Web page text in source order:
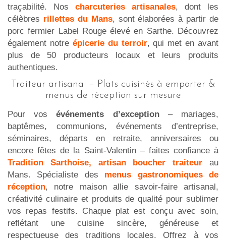
traçabilité. Nos charcuteries artisanales, dont les
célèbres rillettes du Mans, sont élaborées à partir de
porc fermier Label Rouge élevé en Sarthe. Découvrez
également notre épicerie du terroir, qui met en avant
plus de 50 producteurs locaux et leurs produits
authentiques.
Traiteur artisanal – Plats cuisinés à emporter &
menus de réception sur mesure
Pour vosévénements d’exception– mariages,
baptêmes, communions, événements d’entreprise,
séminaires, départs en retraite, anniversaires ou
encore fêtes de la Saint-Valentin – faites confiance à
Tradition Sarthoise, artisan boucher traiteur au
Mans. Spécialiste des menus gastronomiques de
réception, notre maison allie savoir-faire artisanal,
créativité culinaire et produits de qualité pour sublimer
vos repas festifs. Chaque plat est conçu avec soin,
reflétant une cuisine sincère, généreuse et
respectueuse des traditions locales. Offrez à vos